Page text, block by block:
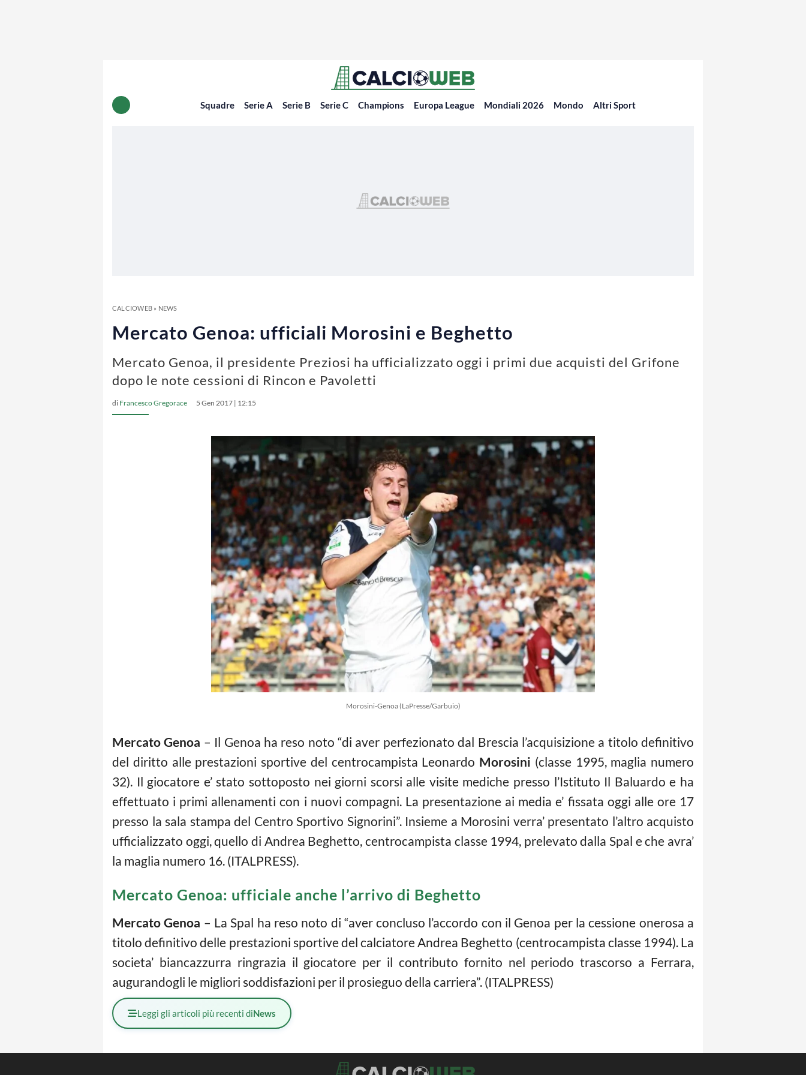
Squadre Serie A Serie B Serie C Champions Europa League Mondiali 2026 Mondo Altri Sport
CALCIOWEB» NEWS
Mercato Genoa: ufficiali Morosini e Beghetto
Mercato Genoa, il presidente Preziosi ha ufficializzato oggi i primi due acquisti del Grifone
dopo le note cessioni di Rincon e Pavoletti
di Francesco Gregorace 5 Gen 2017 | 12:15
Morosini-Genoa (LaPresse/Garbuio)
Mercato Genoa – Il Genoa ha reso noto “di aver perfezionato dal Brescia l’acquisizione a titolo definitivo
del diritto alle prestazioni sportive del centrocampista Leonardo Morosini (classe 1995, maglia numero
32). Il giocatore e’ stato sottoposto nei giorni scorsi alle visite mediche presso l’Istituto Il Baluardo e ha
effettuato i primi allenamenti con i nuovi compagni. La presentazione ai media e’ fissata oggi alle ore 17
presso la sala stampa del Centro Sportivo Signorini”. Insieme a Morosini verra’ presentato l’altro acquisto
ufficializzato oggi, quello di Andrea Beghetto, centrocampista classe 1994, prelevato dalla Spal e che avra’
la maglia numero 16. (ITALPRESS).
Mercato Genoa: ufficiale anche l’arrivo di Beghetto
Mercato Genoa – La Spal ha reso noto di “aver concluso l’accordo con il Genoa per la cessione onerosa a
titolo definitivo delle prestazioni sportive del calciatore Andrea Beghetto (centrocampista classe 1994). La
societa’ biancazzurra ringrazia il giocatore per il contributo fornito nel periodo trascorso a Ferrara,
augurandogli le migliori soddisfazioni per il prosieguo della carriera”. (ITALPRESS)
Leggi gli articoli più recenti diNews